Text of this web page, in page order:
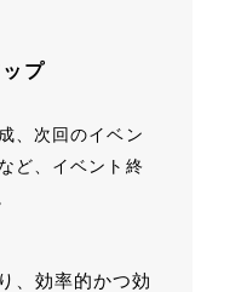
プ
、次回のイベン
ど、イベント終
、効率的かつ効